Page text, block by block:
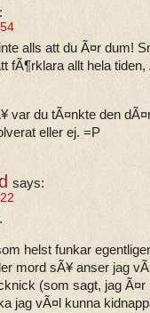
alls att du Ã¤r dum!
fÃ¶rklara allt hela
var du tÃ¤nkte den
eller ej. =P
says:
helst funkar
mord sÃ¥ anser jag
(som sagt, jag
jag vÃ¤l kunna